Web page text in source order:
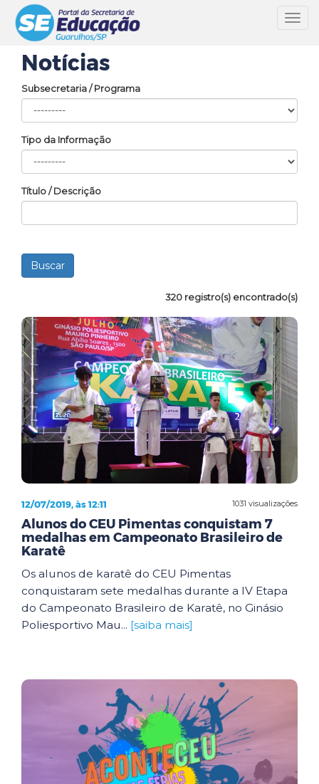
Notícias
Subsecretaria / Programa
Tipo da Informação
Título / Descrição
320 registro(s) encontrado(s)
1031 visualizações
12/07/2019, às 12:11
Alunos do CEU Pimentas conquistam 7
medalhas em Campeonato Brasileiro de
Karatê
Os alunos de karatê do CEU Pimentas
conquistaram sete medalhas durante a IV Etapa
do Campeonato Brasileiro de Karatê, no Ginásio
Poliesportivo Mau... [saiba mais]